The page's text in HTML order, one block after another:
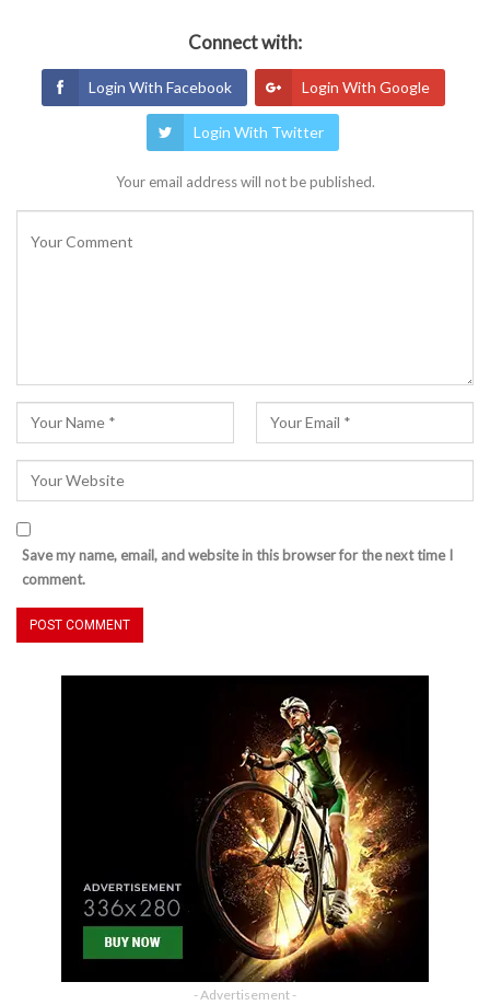
Connect with:
Login With Facebook Login With Google
Login With Twitter
Your email address will not be published.
Save my name, email, and website in this browser for the next time I
comment.
- Advertisement -